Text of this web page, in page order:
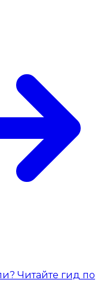
Читайте гид по